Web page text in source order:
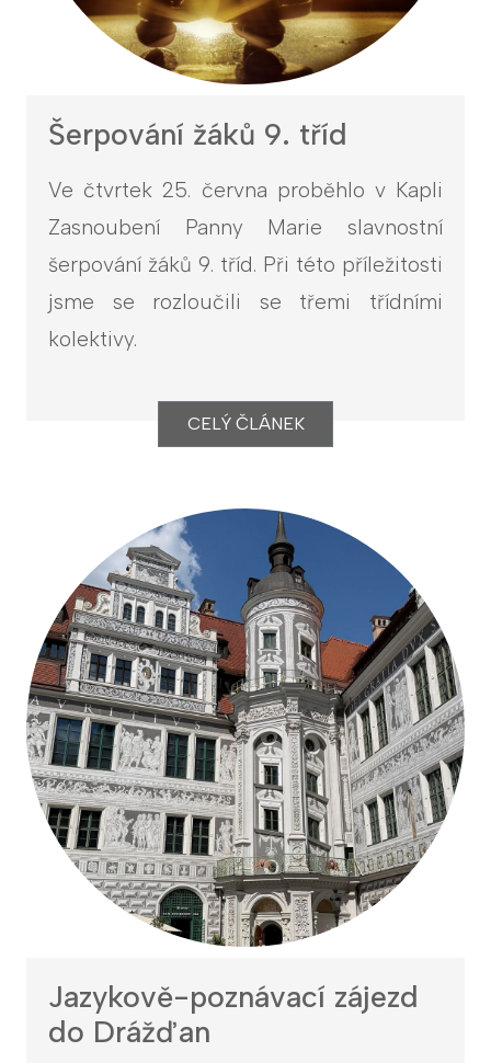
Šerpování žáků 9. tříd
Ve čtvrtek 25. června proběhlo v Kapli
Zasnoubení Panny Marie slavnostní
šerpování žáků 9. tříd. Při této příležitosti
jsme se rozloučili se třemi třídními
kolektivy.
CELÝ ČLÁNEK
Jazykově-poznávací zájezd
do Drážďan